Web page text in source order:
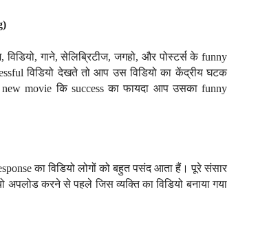
गाने, सेलिब्रिटीज, जगहो, और पोस्टर्स के funny
विडियो देखते तो आप उस विडियो का केंद्रीय घटक
movie कि success का फायदा आप उसका funny
का विडियो लोगों को बहुत पसंद आता हैं। पूरे संसार
करने से पहले जिस व्यक्ति का विडियो बनाया गया